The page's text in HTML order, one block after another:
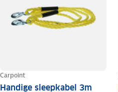
Carpoint
Handige sleepkabel 3m